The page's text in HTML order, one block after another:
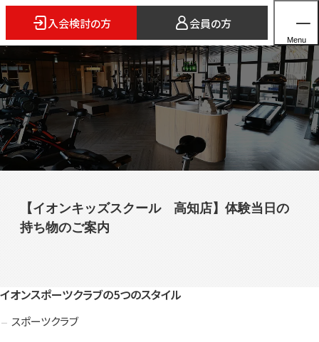
入会検討の方 会員の方
Menu
ホーム
店舗検索
3FITとは
よくあるご質問
入会検討の方
【イオンキッズスクール 高知店】体験当日の
持ち物のご案内
イオンスポーツクラブの5つのスタイル
スポーツクラブ